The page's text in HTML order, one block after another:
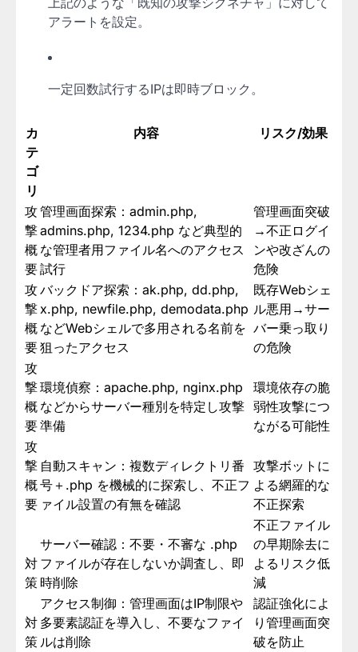
アラートを設定。
一定回数試行するIPは即時ブロック。
カ
テ
ゴ
リ
内容 リスク/効果
攻
撃
概
要
管理画面探索：admin.php,
admins.php, 1234.php など典型的
な管理者用ファイル名へのアクセス
試行
管理画面突破
→不正ログイ
ンや改ざんの
危険
攻
撃
概
要
バックドア探索：ak.php, dd.php,
x.php, newfile.php, demodata.php
などWebシェルで多用される名前を
狙ったアクセス
既存Webシェ
ル悪用→サー
バー乗っ取り
の危険
攻
撃
概
要
環境偵察：apache.php, nginx.php
などからサーバー種別を特定し攻撃
準備
環境依存の脆
弱性攻撃につ
ながる可能性
攻
撃
概
要
自動スキャン：複数ディレクトリ番
号＋.php を機械的に探索し、不正フ
ァイル設置の有無を確認
攻撃ボットに
よる網羅的な
不正探索
対
策
サーバー確認：不要・不審な .php
ファイルが存在しないか調査し、即
時削除
不正ファイル
の早期除去に
よるリスク低
減
対
策
アクセス制御：管理画面はIP制限や
多要素認証を導入し、不要なファイ
ルは削除
認証強化によ
り管理画面突
破を防止